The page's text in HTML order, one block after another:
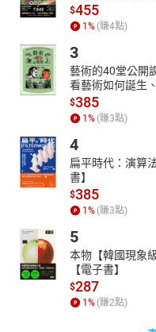
$455
1% (賺4點)
3
藝術的40堂公開
看藝術如何誕生
$385
1% (賺3點)
4
扁平時代：演算
書】
$385
1% (賺3點)
5
本物【韓國現象
【電子書】
$287
1% (賺2點)